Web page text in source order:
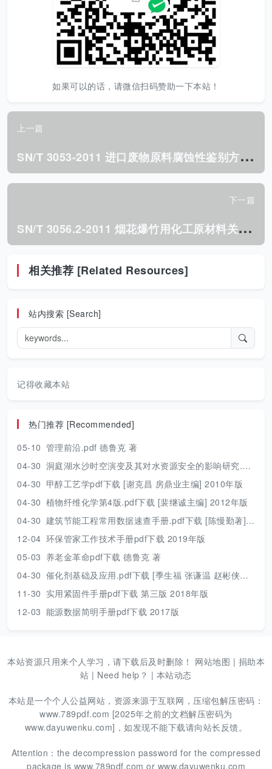
如果可以的话，请微信扫码赞助一下本站！
上一篇
S
N/T 3053-2011 进口废物原料腐蚀性鉴别方法.pdf
下一篇
S
N/T 3056.2-2011 烟花爆竹用化工原材料关键指标的测定 第2部分:氟硅酸钠.pdf
相关推荐 [Related Resources]
站内搜索 [Search]
记得收藏本站
热门推荐 [Recommended]
05-10 管理前沿.pdf 德鲁克 著
04-30 洞庭湖水沙时空演变及其对水资源安全的影响研究.pdf 胡光伟 著 2017年版
04-30 甲醇工艺学pdf下载 [谢克昌 房鼎业主编] 2010年版
04-30 植物纤维化学第4版.pdf下载 [裴继诚主编] 2012年版
04-30 建筑节能工程常用数据速查手册.pdf下载 [陈慢勤著] 2010年版
12-04 环保管家工作技术手册pdf下载 2019年版
05-03 养老金革命pdf下载 德鲁克 著
04-30 催化剂基础及应用.pdf下载 [季生福 张谦温 赵彬侠编] 2011年版
11-30 实用紧固件手册pdf下载 第三版 2018年版
12-03 能源数据简明手册pdf下载 2017版
本站资源只用来个人学习，请下载后及时删除！ 网站地图 | 捐助本
站 | Need help？ | 本站动态
本站是一个个人公益网站，资源来源于互联网，压缩包解压密码：
www.789pdf.com [2025年之前的文档解压密码为
www.dayuwenku.com]，如发现不能下载请向站长反馈。
Attention：the decompression password for the compressed
package is www.789pdf.com or www.dayuwenku.com